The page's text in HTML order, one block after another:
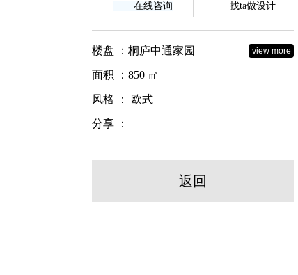
在线咨询 找ta做设计
楼盘 ：桐庐中通家园 view more
面积 ：850 ㎡
风格 ： 欧式
分享 ：
返回